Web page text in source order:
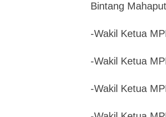
Bintang
-Wakil Ketua
-Wakil Ketua
-Wakil Ketua